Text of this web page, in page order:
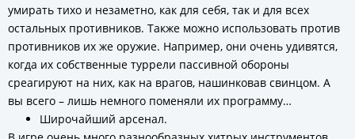
умирать тихо и незаметно, как для себя, так и для всех
остальных противников. Также можно использовать против
противников их же оружие. Например, они очень удивятся,
когда их собственные туррели пассивной обороны
среагируют на них, как на врагов, нашинковав свинцом. А
вы всего – лишь немного поменяли их программу…
Широчайший арсенал.